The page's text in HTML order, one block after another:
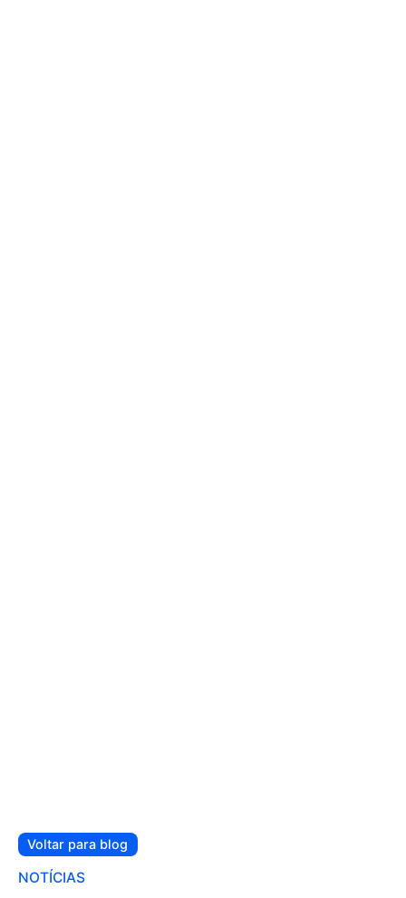
Voltar para blog
NOTÍCIAS